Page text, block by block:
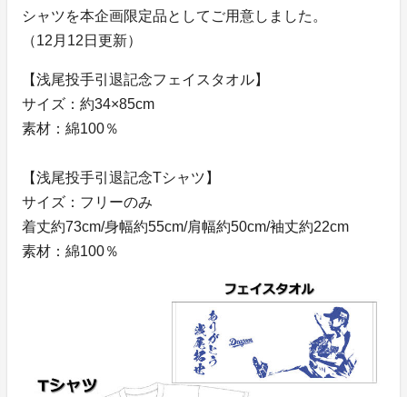
シャツを本企画限定品としてご用意しました。
（12月12日更新）
【浅尾投手引退記念フェイスタオル】
サイズ：約34×85cm
素材：綿100％
【浅尾投手引退記念Tシャツ】
サイズ：フリーのみ
着丈約73cm/身幅約55cm/肩幅約50cm/袖丈約22cm
素材：綿100％